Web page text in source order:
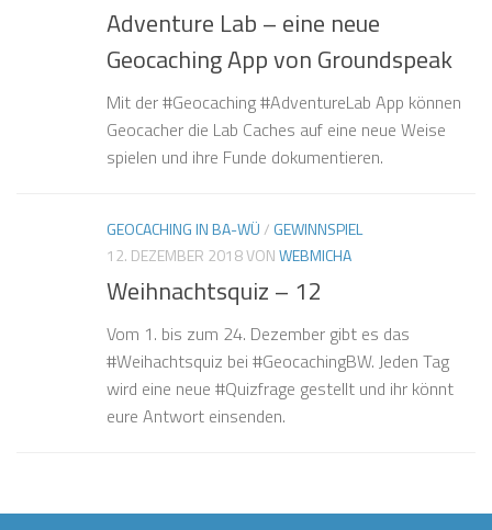
Adventure Lab – eine neue
Geocaching App von Groundspeak
Mit der #Geocaching #AdventureLab App können
Geocacher die Lab Caches auf eine neue Weise
spielen und ihre Funde dokumentieren.
GEOCACHING IN BA-WÜ/ GEWINNSPIEL
12. DEZEMBER 2018VONWEBMICHA
Weihnachtsquiz – 12
Vom 1. bis zum 24. Dezember gibt es das
#Weihachtsquiz bei #GeocachingBW. Jeden Tag
wird eine neue #Quizfrage gestellt und ihr könnt
eure Antwort einsenden.